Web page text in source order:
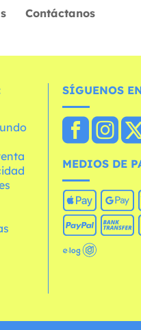
Contáctanos
SÍGUENOS
MEDIOS DE